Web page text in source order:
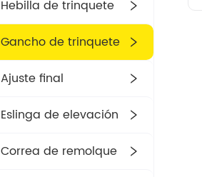
Hebilla de trinquete
Gancho de trinquete
Ajuste final
Eslinga de elevación
Correa de remolque